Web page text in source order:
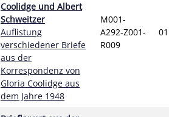
Coolidge und Albert
Schweitzer
Auflistung
verschiedener Briefe
aus der
Korrespondenz von
Gloria Coolidge aus
dem Jahre 1948
M001-
A292-Z001-
R009